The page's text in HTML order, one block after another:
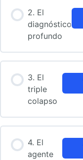
2. El
diagnóstico
profundo
3. El
triple
colapso
4. El
agente